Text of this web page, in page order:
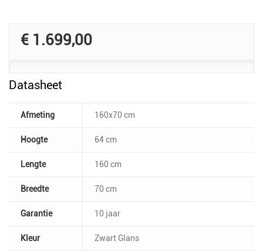
€ 1.699,00
Datasheet
Afmeting 160x70 cm
Hoogte 64 cm
Lengte 160 cm
Breedte 70 cm
Garantie 10 jaar
Kleur Zwart Glans